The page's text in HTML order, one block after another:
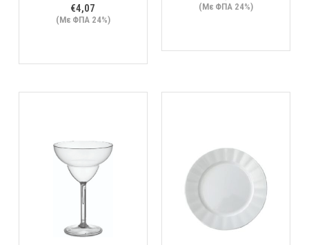
€4,07
(Με ΦΠΑ 24%)
(Με ΦΠΑ 24%)